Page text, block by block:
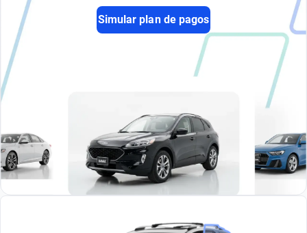
Simular plan de pagos